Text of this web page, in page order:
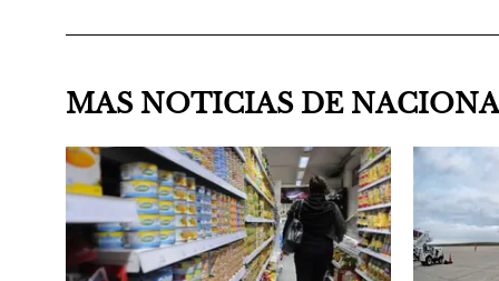
MAS NOTICIAS DE